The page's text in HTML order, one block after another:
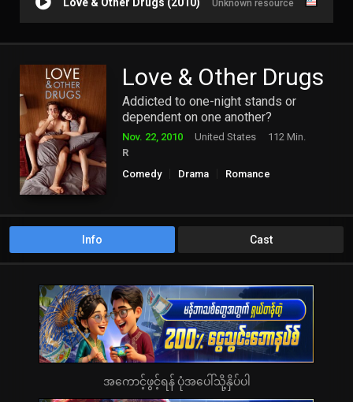
Unknown resource
Love & Other Drugs
Addicted to one-night stands or
dependent on one another?
Nov. 22, 2010 United States
112 Min.
R
Comedy
Drama Romance
Info Cast
အကောင့်ဖွင့်ရန် ပုံအပေါ်သို့နှိပ်ပါ